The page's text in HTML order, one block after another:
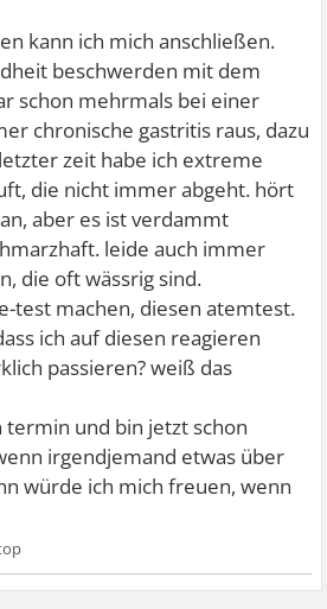
kann ich mich anschließen.
beschwerden mit dem
schon mehrmals bei einer
chronische gastritis raus, dazu
zeit habe ich extreme
die nicht immer abgeht. hört
aber es ist verdammt
leide auch immer
die oft wässrig sind.
test machen, diesen atemtest.
ich auf diesen reagieren
passieren? weiß das
und bin jetzt schon
irgendjemand etwas über
würde ich mich freuen, wenn